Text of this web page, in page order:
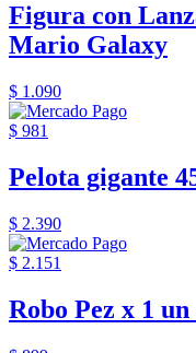
Figura con
Mario Galaxy
$ 1.090
$ 981
Pelota gigante
$ 2.390
$ 2.151
Robo Pez x 1